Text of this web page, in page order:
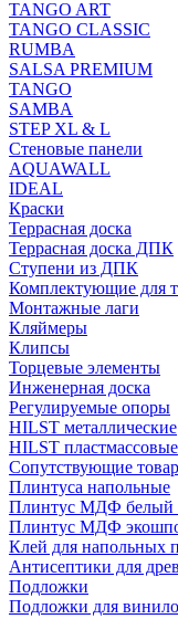
TANGO ART
TANGO CLASSIC
RUMBA
SALSA PREMIUM
TANGO
SAMBA
STEP XL & L
Стеновые панели
AQUAWALL
IDEAL
Краски
Террасная доска
Террасная доска ДПК
Ступени из ДПК
Комплектующие для
Монтажные лаги
Кляймеры
Клипсы
Торцевые элементы
Инженерная доска
Регулируемые опоры
HILST металлические
HILST пластмассовые
Сопутствующие
Плинтуса напольные
Плинтус МДФ белый
Плинтус МДФ
Клей для напольных
Антисептики для
Подложки
Подложки для